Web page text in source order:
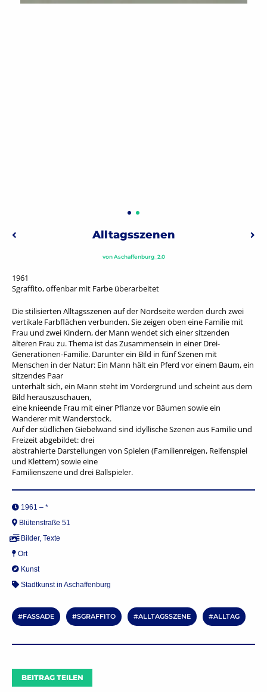
Beitragsnavigation
Vorheriger: Abstraktes Mosaik
Alltagsszenen
vonAschaffenburg_2.0
1961
Sgraffito, offenbar mit Farbe überarbeitet
Die stilisierten Alltagsszenen auf der Nordseite werden durch zwei
vertikale Farbflächen verbunden. Sie zeigen oben eine Familie mit
Frau und zwei Kindern, der Mann wendet sich einer sitzenden
älteren Frau zu. Thema ist das Zusammensein in einer Drei-
Generationen-Familie. Darunter ein Bild in fünf Szenen mit
Menschen in der Natur: Ein Mann hält ein Pferd vor einem Baum, ein
sitzendes Paar
unterhält sich, ein Mann steht im Vordergrund und scheint aus dem
Bild herauszuschauen,
eine knieende Frau mit einer Pflanze vor Bäumen sowie ein
Wanderer mit Wanderstock.
Auf der südlichen Giebelwand sind idyllische Szenen aus Familie und
Freizeit abgebildet: drei
abstrahierte Darstellungen von Spielen (Familienreigen, Reifenspiel
und Klettern) sowie eine
Familienszene und drei Ballspieler.
1961 – *
Blütenstraße 51
Bilder, Texte
Ort
Kunst
Stadtkunst in Aschaffenburg
FASSADE SGRAFFITO ALLTAGSSZENE ALLTAG
BEITRAG TEILEN